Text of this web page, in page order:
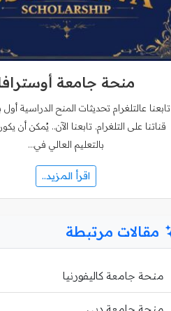
منحة جامعة
تابعنا عالتلغرام تحديثات المنح الدراسية
قناتنا على التلغرام. تابعنا الآن.. يُمكن أن
بالتعليم العالي في…
اقرأ المزيد..
مقالات مرتبطة
منحة جامعة كاليفورنيا
منحة جامعة دبي